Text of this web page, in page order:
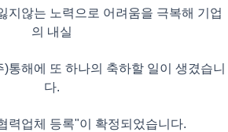
지않는 노력으로 어려움을 극복해 기업
의 내실
통해에 또 하나의 축하할 일이 생겼습니
다.
력업체 등록"이 확정되었습니다.